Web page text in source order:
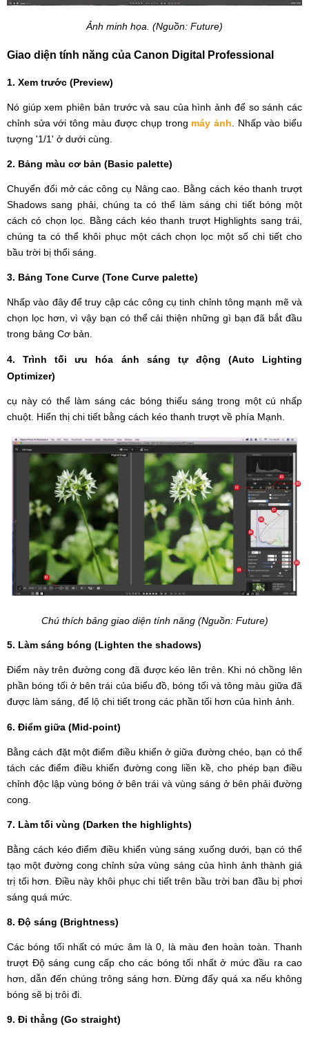
Ảnh minh họa. (Nguồn: Future)
Giao diện tính năng của Canon Digital Professional
1. Xem trước (Preview)
Nó giúp xem phiên bản trước và sau của hình ảnh để so sánh các
chỉnh sửa với tông màu được chụp trong máy ảnh . Nhấp vào biểu
tượng '1/1' ở dưới cùng.
2. Bảng màu cơ bản (Basic palette)
Chuyển đổi mở các công cụ Nâng cao. Bằng cách kéo thanh trượt
Shadows sang phải, chúng ta có thể làm sáng chi tiết bóng một
cách có chọn lọc. Bằng cách kéo thanh trượt Highlights sang trái,
chúng ta có thể khôi phục một cách chọn lọc một số chi tiết cho
bầu trời bị thổi sáng.
3. Bảng Tone Curve (Tone Curve palette)
Nhấp vào đây để truy cập các công cụ tinh chỉnh tông mạnh mẽ và
chọn lọc hơn, vì vậy bạn có thể cải thiện những gì bạn đã bắt đầu
trong bảng Cơ bản.
4. Trình tối ưu hóa ánh sáng tự động (Auto Lighting
Optimizer)
cụ này có thể làm sáng các bóng thiếu sáng trong một cú nhấp
chuột. Hiển thị chi tiết bằng cách kéo thanh trượt về phía Mạnh.
Chú thích bảng giao diện tính năng (Nguồn: Future)
5. Làm sáng bóng (Lighten the shadows)
Điểm này trên đường cong đã được kéo lên trên. Khi nó chồng lên
phần bóng tối ở bên trái của biểu đồ, bóng tối và tông màu giữa đã
được làm sáng, để lộ chi tiết trong các phần tối hơn của hình ảnh.
6. Điểm giữa (Mid-point)
Bằng cách đặt một điểm điều khiển ở giữa đường chéo, bạn có thể
tách các điểm điều khiển đường cong liền kề, cho phép bạn điều
chỉnh độc lập vùng bóng ở bên trái và vùng sáng ở bên phải đường
cong.
7. Làm tối vùng (Darken the highlights)
Bằng cách kéo điểm điều khiển vùng sáng xuống dưới, bạn có thể
tạo một đường cong chỉnh sửa vùng sáng của hình ảnh thành giá
trị tối hơn. Điều này khôi phục chi tiết trên bầu trời ban đầu bị phơi
sáng quá mức.
8. Độ sáng (Brightness)
Các bóng tối nhất có mức âm là 0, là màu đen hoàn toàn. Thanh
trượt Độ sáng cung cấp cho các bóng tối nhất ở mức đầu ra cao
hơn, dẫn đến chúng trông sáng hơn. Đừng đẩy quá xa nếu không
bóng sẽ bị trôi đi.
9. Đi thẳng (Go straight)